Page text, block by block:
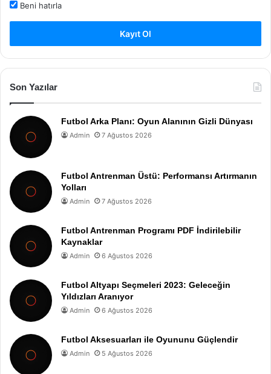
Beni hatırla
Kayıt Ol
Son Yazılar
Futbol Arka Planı: Oyun Alanının Gizli Dünyası
Admin 7 Ağustos 2026
Futbol Antrenman Üstü: Performansı Artırmanın
Yolları
Admin 7 Ağustos 2026
Futbol Antrenman Programı PDF İndirilebilir
Kaynaklar
Admin 6 Ağustos 2026
Futbol Altyapı Seçmeleri 2023: Geleceğin
Yıldızları Aranıyor
Admin 6 Ağustos 2026
Futbol Aksesuarları ile Oyununu Güçlendir
Admin 5 Ağustos 2026